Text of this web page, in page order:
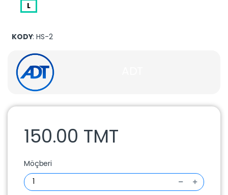
L
KODY: HS-2
150.00 TMT
Möçberi